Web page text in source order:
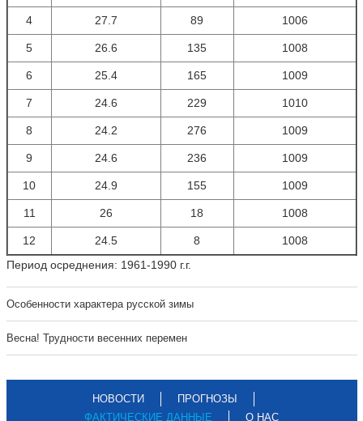
4 27.7 89 1006
5 26.6 135 1008
6 25.4 165 1009
7 24.6 229 1010
8 24.2 276 1009
9 24.6 236 1009
10 24.9 155 1009
11 26 18 1008
12 24.5 8
1008
Период осреднения: 1961-1990 г.г.
Особенности характера русской зимы
Весна! Трудности весенних перемен
НОВОСТИ
ПРОГНОЗЫ
ФАКТИЧЕСКИЕ ДАННЫЕ
О НАС